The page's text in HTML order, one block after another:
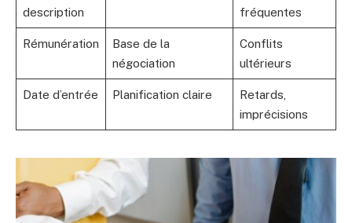
description
fréquentes
Rémunération
Base de la
négociation
Conflits
ultérieurs
Date d’entrée Planification claire
Retards,
imprécisions